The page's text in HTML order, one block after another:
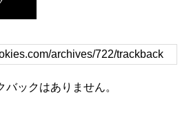
ックはありません。